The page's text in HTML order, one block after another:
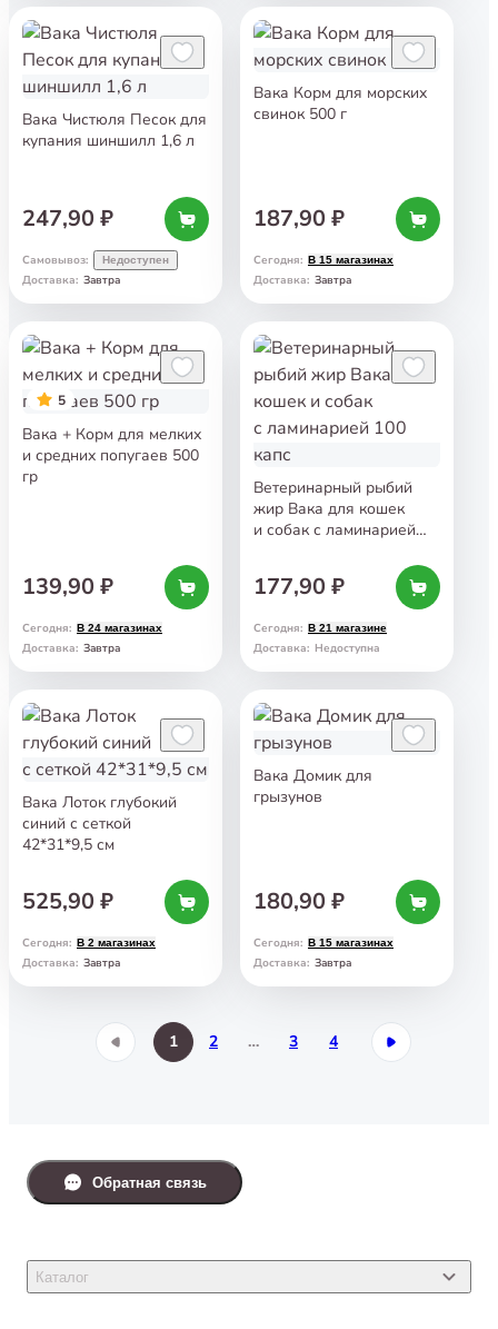
Вака Чистюля Песок для
купания шиншилл 1,6 л
247,90 ₽
Самовывоз: Недоступен
Доставка: Завтра
Вака Корм для морских
свинок 500 г
187,90 ₽
Сегодня: В 15 магазинах
Доставка: Завтра
5
Вака + Корм для мелких
и средних попугаев 500
гр
139,90 ₽
Сегодня: В 24 магазинах
Доставка: Завтра
Ветеринарный рыбий
жир Вака для кошек
и собак с ламинарией
177,90 ₽
Сегодня: В 21 магазине
Доставка: Недоступна
Вака Лоток глубокий
синий с сеткой
42*31*9,5 см
525,90 ₽
Сегодня: В 2 магазинах
Доставка: Завтра
Вака Домик для
грызунов
180,90 ₽
Сегодня: В 15 магазинах
Доставка: Завтра
1 2 … 3 4
Каталог
Обратная связь